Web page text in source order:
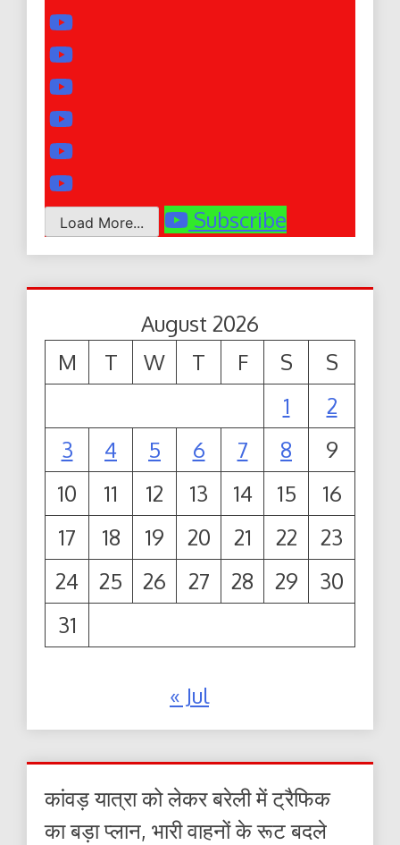
Load More... Subscribe
August 2026
M
T W T F S
S
1
2
3
4 5 6 7 8
9
10
11 12 13 14 15
16
17
18 19 20 21 22
23
24
25 26 27 28 29
30
31
« Jul
कांवड़ यात्रा को लेकर बरेली में ट्रैफिक
का बड़ा प्लान, भारी वाहनों के रूट बदले